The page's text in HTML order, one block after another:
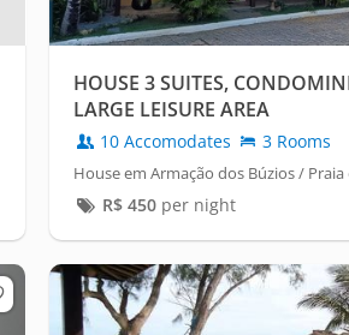
HOUSE 3 SUITES,
LARGE LEISURE AREA
10 Accomodates 3 Rooms
House em Armação dos Búzios /
R$ 450per night